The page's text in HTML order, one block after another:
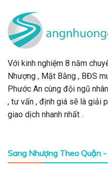
Với kinh nghiệm 8 năm
Nhượng , Mặt Bằng , BĐS
Phước An cùng đội ngũ
, tư vấn , định giá sẽ là giải
giao dịch nhanh nhất .
Sang Nhượng Theo Quận